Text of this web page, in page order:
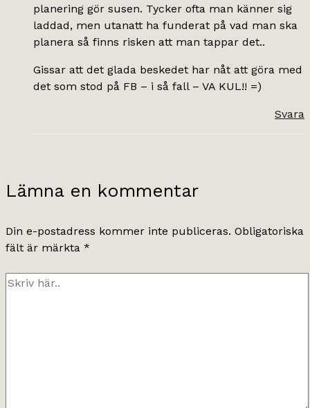
planering gör susen. Tycker ofta man känner sig
laddad, men utanatt ha funderat på vad man ska
planera så finns risken att man tappar det..
Gissar att det glada beskedet har nåt att göra med
det som stod på FB – i så fall – VA KUL!! =)
Svara
Lämna en kommentar
Din e-postadress kommer inte publiceras. Obligatoriska
fält är märkta *
Skriv